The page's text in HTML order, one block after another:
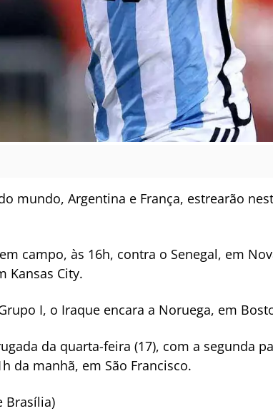
mundo, Argentina e França, estrearão
campo, às 16h, contra o Senegal, em
Kansas City.
I, o Iraque encara a Noruega, em
da quarta-feira (17), com a segunda
da manhã, em São Francisco.
Brasília)